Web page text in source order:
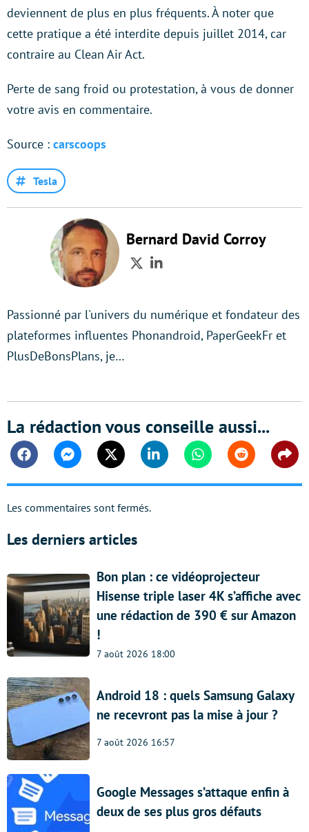
deviennent de plus en plus fréquents. À noter que
cette pratique a été interdite depuis juillet 2014, car
contraire au Clean Air Act.
Perte de sang froid ou protestation, à vous de donner
votre avis en commentaire.
Source : carscoops
Tesla
Bernard David Corroy
TwitterLinkedIn
Passionné par l'univers du numérique et fondateur des
plateformes influentes Phonandroid, PaperGeekFr et
PlusDeBonsPlans, je…
La rédaction vous conseille aussi...
FacebookMessengerTwitter Linkedin WhatsappReddit
Les commentaires sont fermés.
Les derniers articles
Bon plan : ce vidéoprojecteur
Hisense triple laser 4K s’affiche avec
une rédaction de 390 € sur Amazon
!
7 août 2026 18:00
Android 18 : quels Samsung Galaxy
ne recevront pas la mise à jour ?
7 août 2026 16:57
Google Messages s’attaque enfin à
deux de ses plus gros défauts